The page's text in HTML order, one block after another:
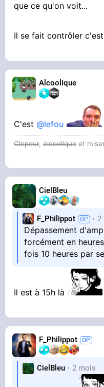
que ce qu'on voit...
Il se fait contrôler
Alcoolique
C'est @lefou
Clopeur,alcooliqueet
CielBleu
F_Philippot 2
Dépassement
forcément en
fois 10 heures par
Il est à 15h là
F_Philippot
CielBleu 2 mois